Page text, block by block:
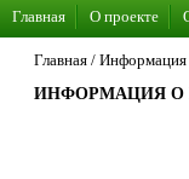
Главная О проекте
Стать консультантом
Суперакция «Каждому
Главная / Информация
ИНФОРМАЦИЯ О